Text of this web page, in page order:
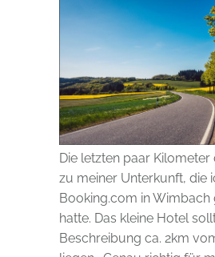
Die letzten paar Kilometer
zu meiner Unterkunft, die
Booking.com in Wimbach
hatte. Das kleine Hotel
Beschreibung ca. 2km